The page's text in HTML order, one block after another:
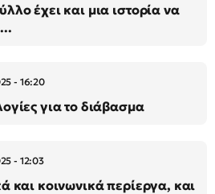
έχει και μια ιστορία να
- 16:20
για το διάβασμα
- 12:03
και κοινωνικά περίεργα, και